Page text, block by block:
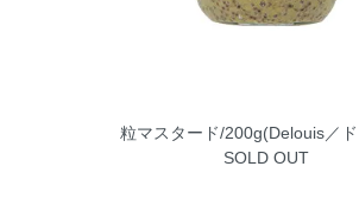
粒マスタード/200g(Delouis／
SOLD OUT